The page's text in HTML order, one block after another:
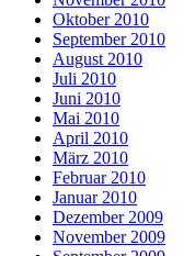
Oktober 2010
September 2010
August 2010
Juli 2010
Juni 2010
Mai 2010
April 2010
März 2010
Februar 2010
Januar 2010
Dezember 2009
November 2009